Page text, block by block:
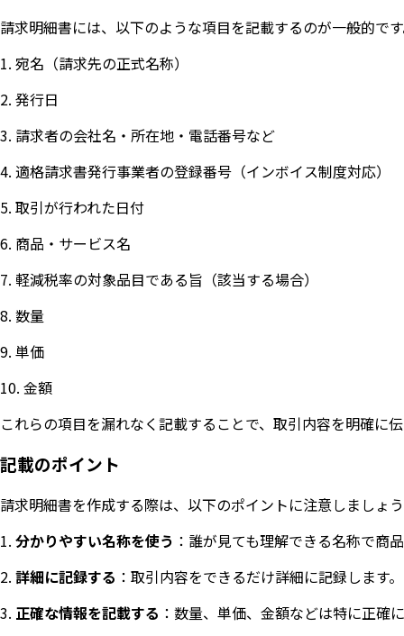
請求明細書には、以下のような項目を記載するのが一般的で
宛名（請求先の正式名称）
発行日
請求者の会社名・所在地・電話番号など
適格請求書発行事業者の登録番号（インボイス制度対応）
取引が行われた日付
商品・サービス名
軽減税率の対象品目である旨（該当する場合）
数量
単価
金額
これらの項目を漏れなく記載することで、取引内容を明確に
記載のポイント
請求明細書を作成する際は、以下のポイントに注意しましょ
分かりやすい名称を使う ：誰が見ても理解できる名称で商
詳細に記録する ：取引内容をできるだけ詳細に記録します
正確な情報を記載する ：数量、単価、金額などは特に正確